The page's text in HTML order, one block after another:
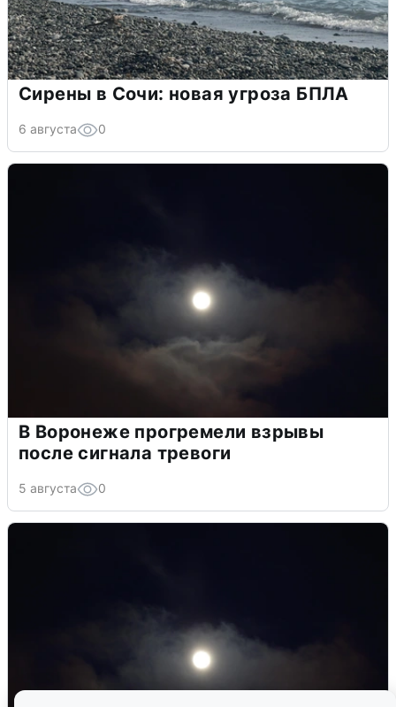
Сирены в Сочи: новая угроза БПЛА
6 августа 0
В Воронеже прогремели взрывы
после сигнала тревоги
5 августа 0